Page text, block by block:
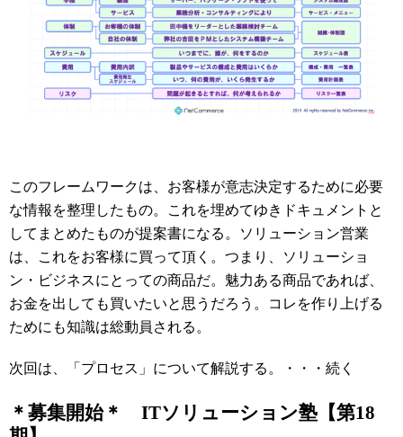
このフレームワークは、お客様が意志決定するために必要
な情報を整理したもの。これを埋めてゆきドキュメントと
してまとめたものが提案書になる。ソリューション営業
は、これをお客様に買って頂く。つまり、ソリューショ
ン・ビジネスにとっての商品だ。魅力ある商品であれば、
お金を出しても買いたいと思うだろう。コレを作り上げる
ためにも知識は総動員される。
次回は、「プロセス」について解説する。・・・続く
＊募集開始＊ ITソリューション塾【第18